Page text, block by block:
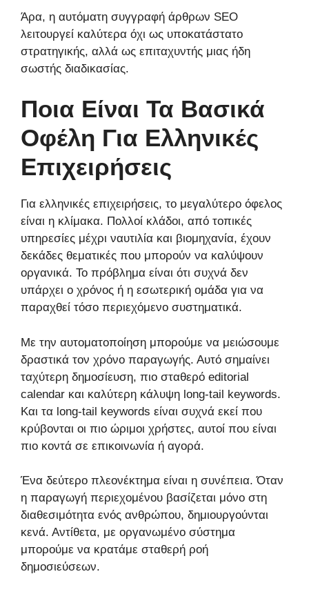
Άρα, η αυτόματη συγγραφή άρθρων SEO
λειτουργεί καλύτερα όχι ως υποκατάστατο
στρατηγικής, αλλά ως επιταχυντής μιας ήδη
σωστής διαδικασίας.
Ποια Είναι Τα Βασικά
Οφέλη Για Ελληνικές
Επιχειρήσεις
Για ελληνικές επιχειρήσεις, το μεγαλύτερο όφελος
είναι η κλίμακα. Πολλοί κλάδοι, από τοπικές
υπηρεσίες μέχρι ναυτιλία και βιομηχανία, έχουν
δεκάδες θεματικές που μπορούν να καλύψουν
οργανικά. Το πρόβλημα είναι ότι συχνά δεν
υπάρχει ο χρόνος ή η εσωτερική ομάδα για να
παραχθεί τόσο περιεχόμενο συστηματικά.
Με την αυτοματοποίηση μπορούμε να μειώσουμε
δραστικά τον χρόνο παραγωγής. Αυτό σημαίνει
ταχύτερη δημοσίευση, πιο σταθερό editorial
calendar και καλύτερη κάλυψη long-tail keywords.
Και τα long-tail keywords είναι συχνά εκεί που
κρύβονται οι πιο ώριμοι χρήστες, αυτοί που είναι
πιο κοντά σε επικοινωνία ή αγορά.
Ένα δεύτερο πλεονέκτημα είναι η συνέπεια. Όταν
η παραγωγή περιεχομένου βασίζεται μόνο στη
διαθεσιμότητα ενός ανθρώπου, δημιουργούνται
κενά. Αντίθετα, με οργανωμένο σύστημα
μπορούμε να κρατάμε σταθερή ροή
δημοσιεύσεων.